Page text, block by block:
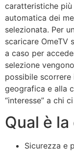
caratteristiche
automatica dei
selezionata. Per
scaricare OmeTV
a caso per
selezione
possibile
geografica e alla
“interesse” a chi
Qual è
Sicurezza e